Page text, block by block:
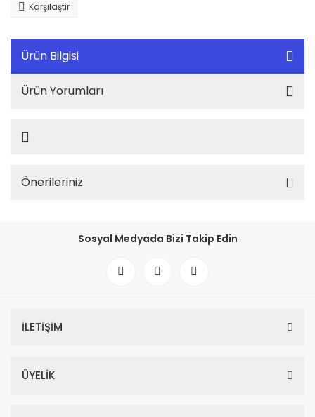
Karşılaştır
Ürün Bilgisi
Ürün Yorumları
Önerileriniz
Sosyal Medyada Bizi Takip Edin
İLETİŞİM
ÜYELİK